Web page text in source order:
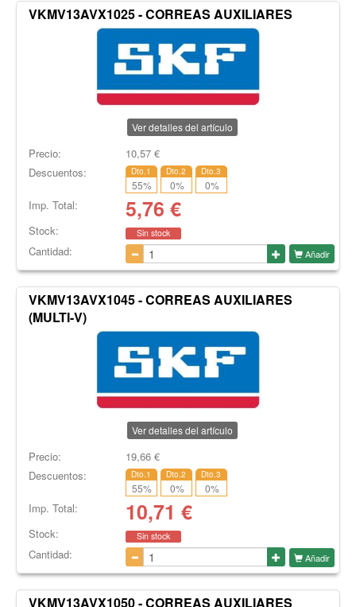
VKMV13AVX1025 - CORREAS AUXILIARES
Ver detalles del artículo
Precio: 10,57€
Descuentos:
Dto.1
55%
Dto.2
0%
Dto.3
0%
Imp. Total: 5,76 €
Stock: Sin stock
Cantidad: Añadir
VKMV13AVX1045 - CORREAS AUXILIARES
(MULTI-V)
Ver detalles del artículo
Precio: 19,66€
Descuentos:
Dto.1
55%
Dto.2
0%
Dto.3
0%
Imp. Total: 10,71 €
Stock: Sin stock
Cantidad: Añadir
VKMV13AVX1050 - CORREAS AUXILIARES